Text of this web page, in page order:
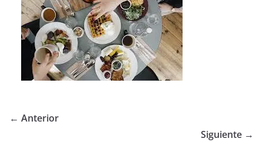
← Anterior
Siguiente →